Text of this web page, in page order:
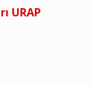
URAP